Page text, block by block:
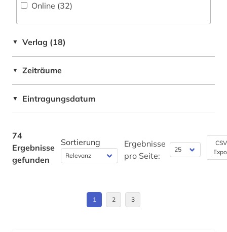
kunsthandwerk (1)
literatur (3)
mandschuren (1)
marke (1)
medienkonsum (1)
Europa (2)
Irland (1)
Italien (2)
Online (32)
▼ Verlag (18)
▼ Zeiträume
▼ Eintragungsdatum
74
Ergebnisse
gefunden
Sortierung
Ergebnisse
pro Seite:
1 2 3